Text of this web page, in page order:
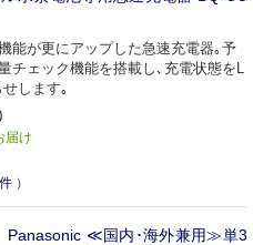
能が更にアップした急速充電器｡予
チェック機能を搭載し､充電状態をL
します｡
届け
件 ）
≪国内･海外兼用≫単3